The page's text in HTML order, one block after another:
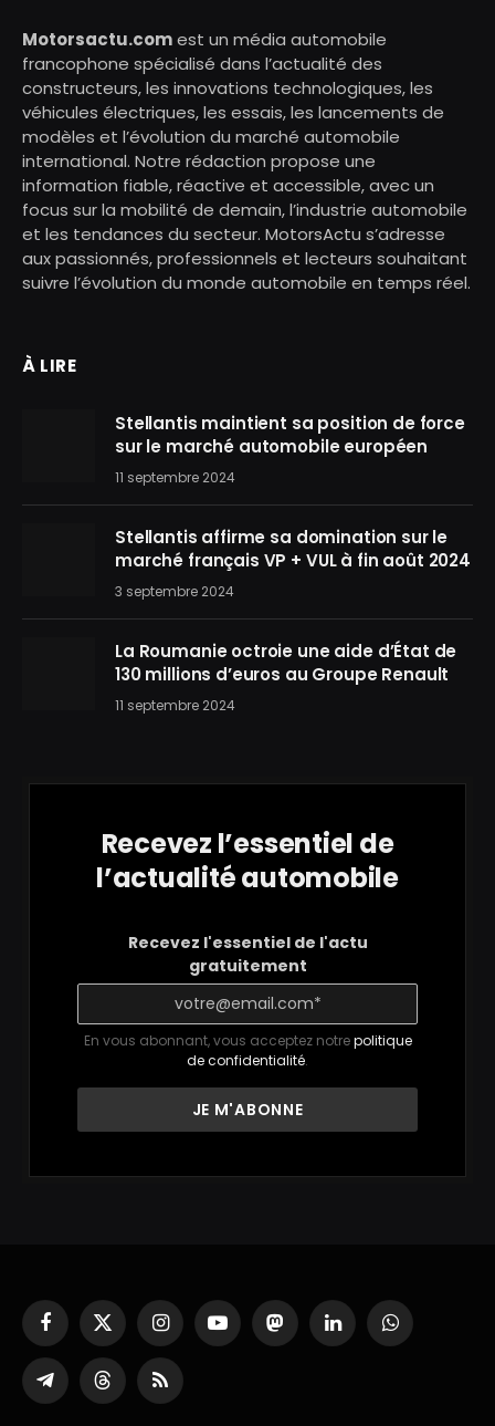
Motorsactu.comest un média automobile
francophone spécialisé dans l’actualité des
constructeurs, les innovations technologiques, les
véhicules électriques, les essais, les lancements de
modèles et l’évolution du marché automobile
international. Notre rédaction propose une
information fiable, réactive et accessible, avec un
focus sur la mobilité de demain, l’industrie automobile
et les tendances du secteur. MotorsActu s’adresse
aux passionnés, professionnels et lecteurs souhaitant
suivre l’évolution du monde automobile en temps réel.
À LIRE
Stellantis maintient sa position de force
sur le marché automobile européen
11 septembre 2024
Stellantis affirme sa domination sur le
marché français VP + VUL à fin août 2024
3 septembre 2024
La Roumanie octroie une aide d’État de
130 millions d’euros au Groupe Renault
11 septembre 2024
Recevez l’essentiel de
l’actualité automobile
Recevez l'essentiel de l'actu
gratuitement
En vous abonnant, vous acceptez notrepolitique
de confidentialité.
Facebook
X
(Twitter)
InstagramYouTubeMastodonLinkedInWhatsApp
Partager
sur
ThreadsRSS